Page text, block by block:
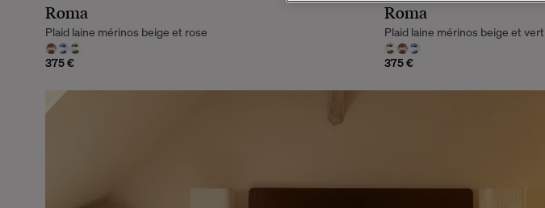
Roma
375 €
Plaid laine mérinos beige et rose
Roma
375 €
Plaid laine mérinos beige et vert